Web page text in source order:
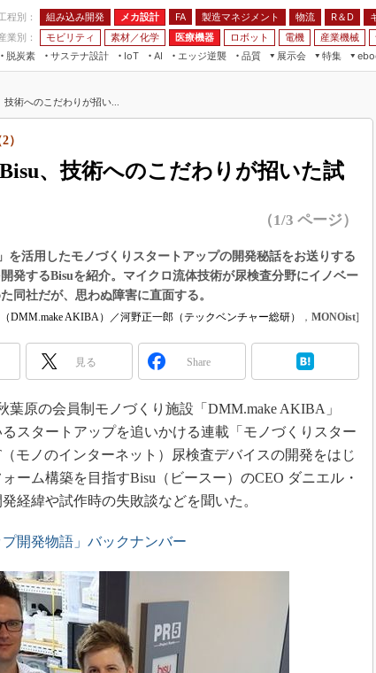
程別： 組み込み開発 メカ設計 FA 製造マネジメント 物流 R＆D
業別：
モビリティ 素材／化学 医療機器 ロボット 電機 産業機械
脱炭素
サステナ設計
IoT
ス
AI
保全
AI
エッジ逆襲 品質
展示会
JIMTOF
IIFES
TECHNO-FRONTIER
人テク展
スマート工場EXPO
日本ものづくりワールド
産業オープンネット展
特集
フィールドサービス
組み込みモデリング
Windows Embedded
車載ソフト開発
3Dプリンタ
デジタルツインとCAE
S＆OP
インダストリー4.0
イノベーション
製造業ビッグデータ
知財マネジメント
海外生産
モビリティ
術へのこだわりが招い...
、技術へのこだわりが招いた試
）
（1/3 ページ）
活用したモノづくりスタートアップの開発秘話をお送りする
発するBisuを紹介。マイクロ流体技術が尿検査分野にイノベー
同社だが、思わぬ障害に直面する。
DMM.make AKIBA）／河野正一郎（テックベンチャー総研） ， MONOist]
見る Share
原の会員制モノづくり施設「DMM.make AKIBA」
スタートアップを追いかける連載「モノづくりスター
モノのインターネット）尿検査デバイスの開発をはじ
ーム構築を目指すBisu（ビースー）のCEO ダニエル・
経緯や試作時の失敗談などを聞いた。
開発物語」バックナンバー